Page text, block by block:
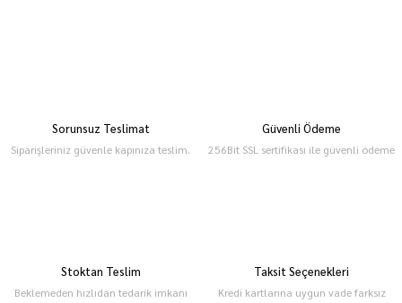
Sorunsuz Teslimat
Siparişleriniz güvenle kapınıza teslim.
Güvenli Ödeme
256Bit SSL sertifikası ile güvenli ödeme
Stoktan Teslim
Beklemeden hızlıdan tedarik imkanı
Taksit Seçenekleri
Kredi kartlarına uygun vade farksız